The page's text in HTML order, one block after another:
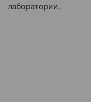
лаборатории.